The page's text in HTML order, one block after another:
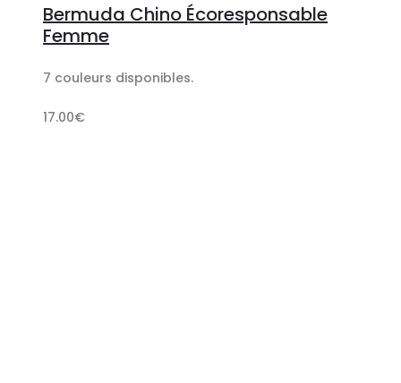
panier
Bermuda Chino Écoresponsable
Femme
7 couleurs disponibles.
17.00€